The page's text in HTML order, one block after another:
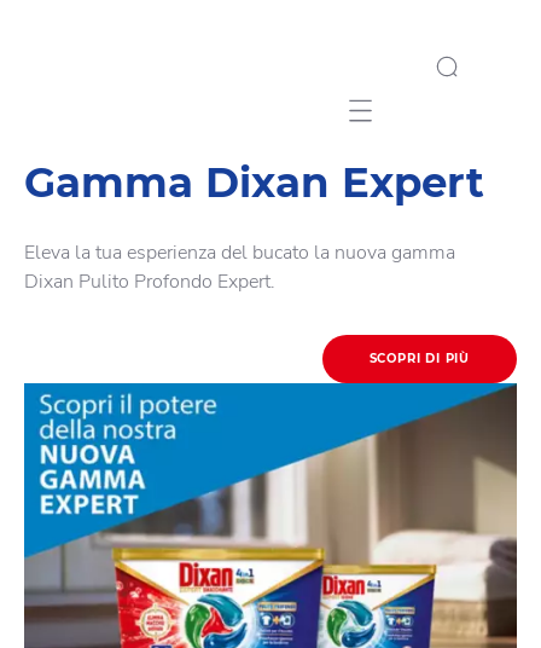
Mobile navigation
Gamma Dixan Expert
Eleva la tua esperienza del bucato la nuova gamma
Dixan Pulito Profondo Expert.
SCOPRI DI PIÙ